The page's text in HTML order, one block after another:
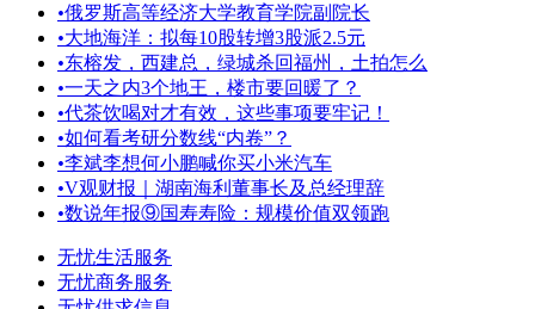
•俄罗斯高等经济大学教育学院副院长
•大地海洋：拟每10股转增3股派2.5元
•东榕发，西建总，绿城杀回福州，土拍怎么
•一天之内3个地王，楼市要回暖了？
•代茶饮喝对才有效，这些事项要牢记！
•如何看考研分数线“内卷”？
•李斌李想何小鹏喊你买小米汽车
•V观财报｜湖南海利董事长及总经理辞
•数说年报⑨国寿寿险：规模价值双领跑
无忧生活服务
无忧商务服务